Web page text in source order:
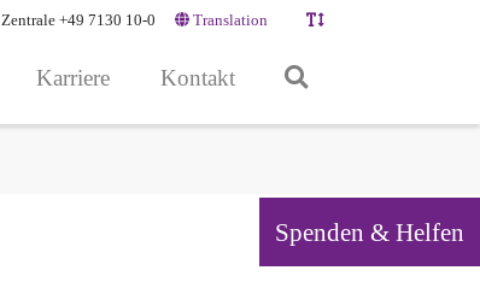
Karriere Kontakt
Zentrale +49 7130 10-0 Translation
Spenden & Helfen